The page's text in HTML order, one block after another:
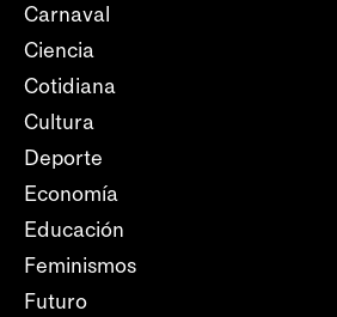
Carnaval
Ciencia
Cotidiana
Cultura
Deporte
Economía
Educación
Feminismos
Futuro